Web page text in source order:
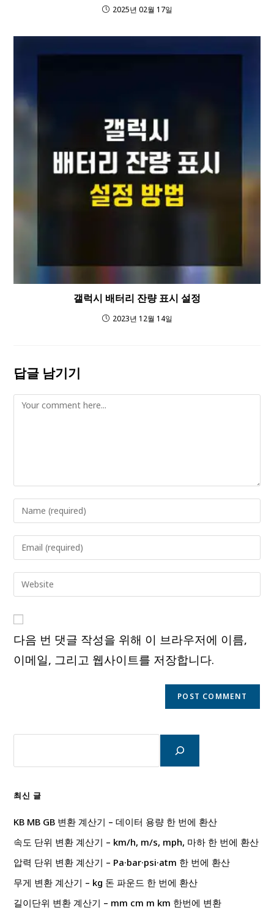
2025년 02월 17일
갤럭시 배터리 잔량 표시 설정
2023년 12월 14일
답글 남기기
Comment
Enter
your
name
to
comment
Enter
your
email
address
comment
Enter
your
URL
(optional)
다음 번 댓글 작성을 위해 이 브라우저에 이름,
이메일, 그리고 웹사이트를 저장합니다.
최신 글
KB MB GB 변환 계산기 – 데이터 용량 한 번에 환산
속도 단위 변환 계산기 – km/h, m/s, mph, 마하 한 번에 환산
압력 단위 변환 계산기 – Pa·bar·psi·atm 한 번에 환산
무게 변환 계산기 – kg 돈 파운드 한 번에 환산
길이단위 변환 계산기 – mm cm m km 한번에 변환